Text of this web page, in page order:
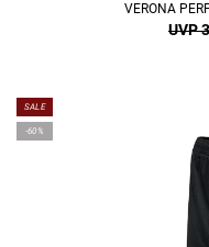
VERONA
UVP
SALE
-60%